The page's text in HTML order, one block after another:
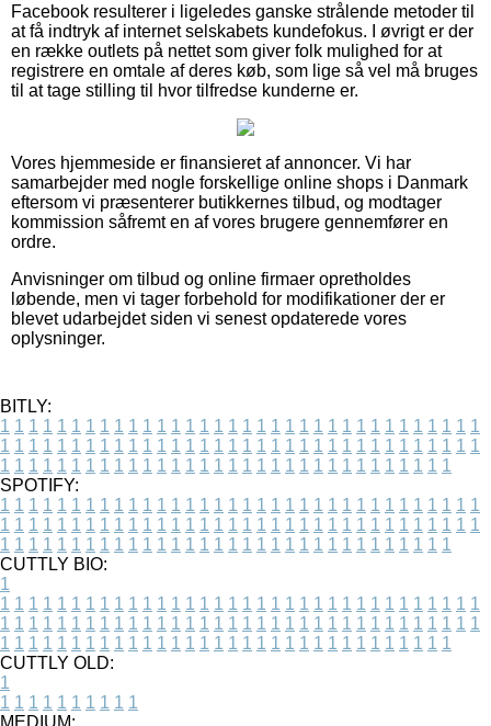
Facebook resulterer i ligeledes ganske strålende metoder til
at få indtryk af internet selskabets kundefokus. I øvrigt er der
en række outlets på nettet som giver folk mulighed for at
registrere en omtale af deres køb, som lige så vel må bruges
til at tage stilling til hvor tilfredse kunderne er.
Vores hjemmeside er finansieret af annoncer. Vi har
samarbejder med nogle forskellige online shops i Danmark
eftersom vi præsenterer butikkernes tilbud, og modtager
kommission såfremt en af vores brugere gennemfører en
ordre.
Anvisninger om tilbud og online firmaer opretholdes
løbende, men vi tager forbehold for modifikationer der er
blevet udarbejdet siden vi senest opdaterede vores
oplysninger.
BITLY:
1 1 1 1 1 1 1 1 1 1 1 1 1 1 1 1 1 1 1 1 1 1 1 1 1 1 1 1 1 1 1 1 1 1
1 1 1 1 1 1 1 1 1 1 1 1 1 1 1 1 1 1 1 1 1 1 1 1 1 1 1 1 1 1 1 1 1 1
1 1 1 1 1 1 1 1 1 1 1 1 1 1 1 1 1 1 1 1 1 1 1 1 1 1 1 1 1 1 1 1
SPOTIFY:
1 1 1 1 1 1 1 1 1 1 1 1 1 1 1 1 1 1 1 1 1 1 1 1 1 1 1 1 1 1 1 1 1 1
1 1 1 1 1 1 1 1 1 1 1 1 1 1 1 1 1 1 1 1 1 1 1 1 1 1 1 1 1 1 1 1 1 1
1 1 1 1 1 1 1 1 1 1 1 1 1 1 1 1 1 1 1 1 1 1 1 1 1 1 1 1 1 1 1 1
CUTTLY BIO:
1
1 1 1 1 1 1 1 1 1 1 1 1 1 1 1 1 1 1 1 1 1 1 1 1 1 1 1 1 1 1 1 1 1 1
1 1 1 1 1 1 1 1 1 1 1 1 1 1 1 1 1 1 1 1 1 1 1 1 1 1 1 1 1 1 1 1 1 1
1 1 1 1 1 1 1 1 1 1 1 1 1 1 1 1 1 1 1 1 1 1 1 1 1 1 1 1 1 1 1 1
CUTTLY OLD:
1
1 1 1 1 1 1 1 1 1 1
MEDIUM: